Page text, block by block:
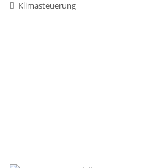
Klimasteuerung